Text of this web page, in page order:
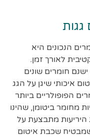
הנכונים היא
לאורך זמן.
חומרים שונים
איכותי שיגן על הגג
הפופולריים ביותר
מחומר ביטומן, שהינו
היריעות מתבצעת על
שכבת איטום